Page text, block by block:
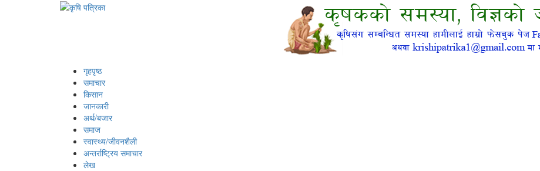
गृहपृष्ठ
समाचार
किसान
जानकारी
अर्थ/बजार
समाज
स्वास्थ्य/जीवनशैली
अन्तर्राष्ट्रिय समाचार
लेख